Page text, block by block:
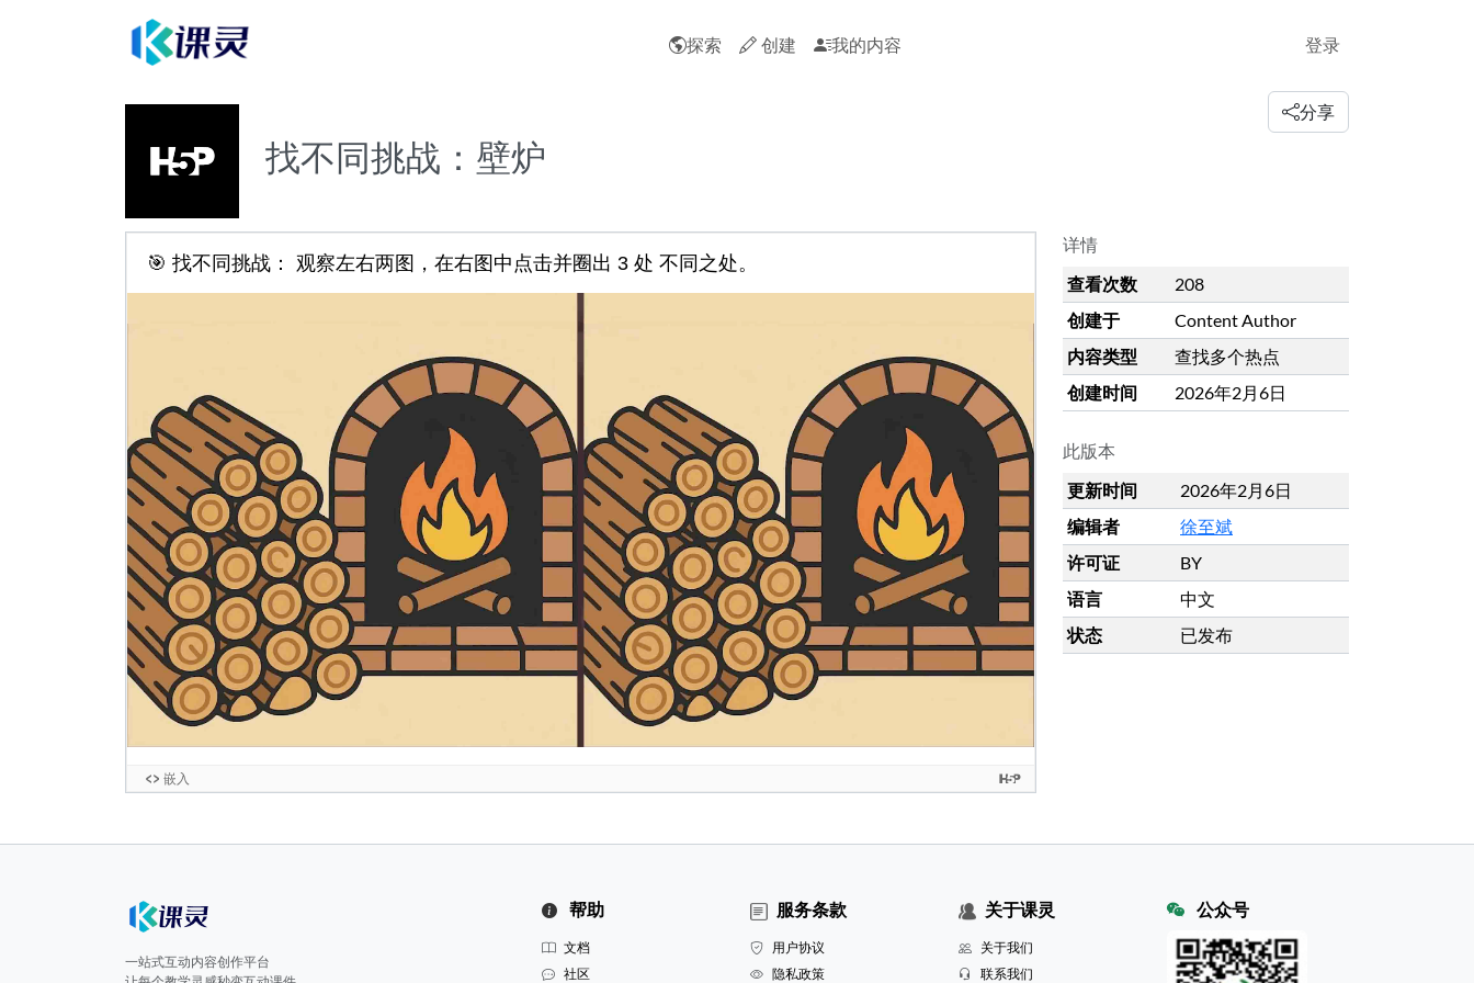
探索 创建 我的内容 登录
找不同挑战：壁炉
分享
详情
查看次数
208
创建于
Content Author
内容类型
查找多个热点
创建时间
2026年2月6日
此版本
更新时间
2026年2月6日
编辑者
徐至斌
许可证
BY
语言
中文
状态
已发布
一站式互动内容创作平台
帮助
文档
社区
服务条款
用户协议
隐私政策
关于课灵
关于我们
联系我们
公众号